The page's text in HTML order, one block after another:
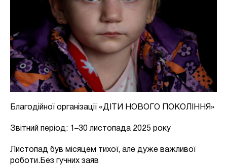
Благодійної організації «ДІТИ НОВОГО ПОКОЛІННЯ»
Звітний період: 1–30 листопада 2025 року
Листопад був місяцем тихої, але дуже важливої
роботи.Без гучних заяв